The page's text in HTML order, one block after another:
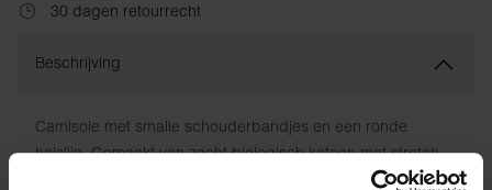
30 dagen retourrecht
Beschrijving
Camisole met smalle schouderbandjes en een ronde
halslijn. Gemaakt van zacht biologisch katoen met stretch.
Comfortabele, aansluitende pasvorm. Een perfecte top om